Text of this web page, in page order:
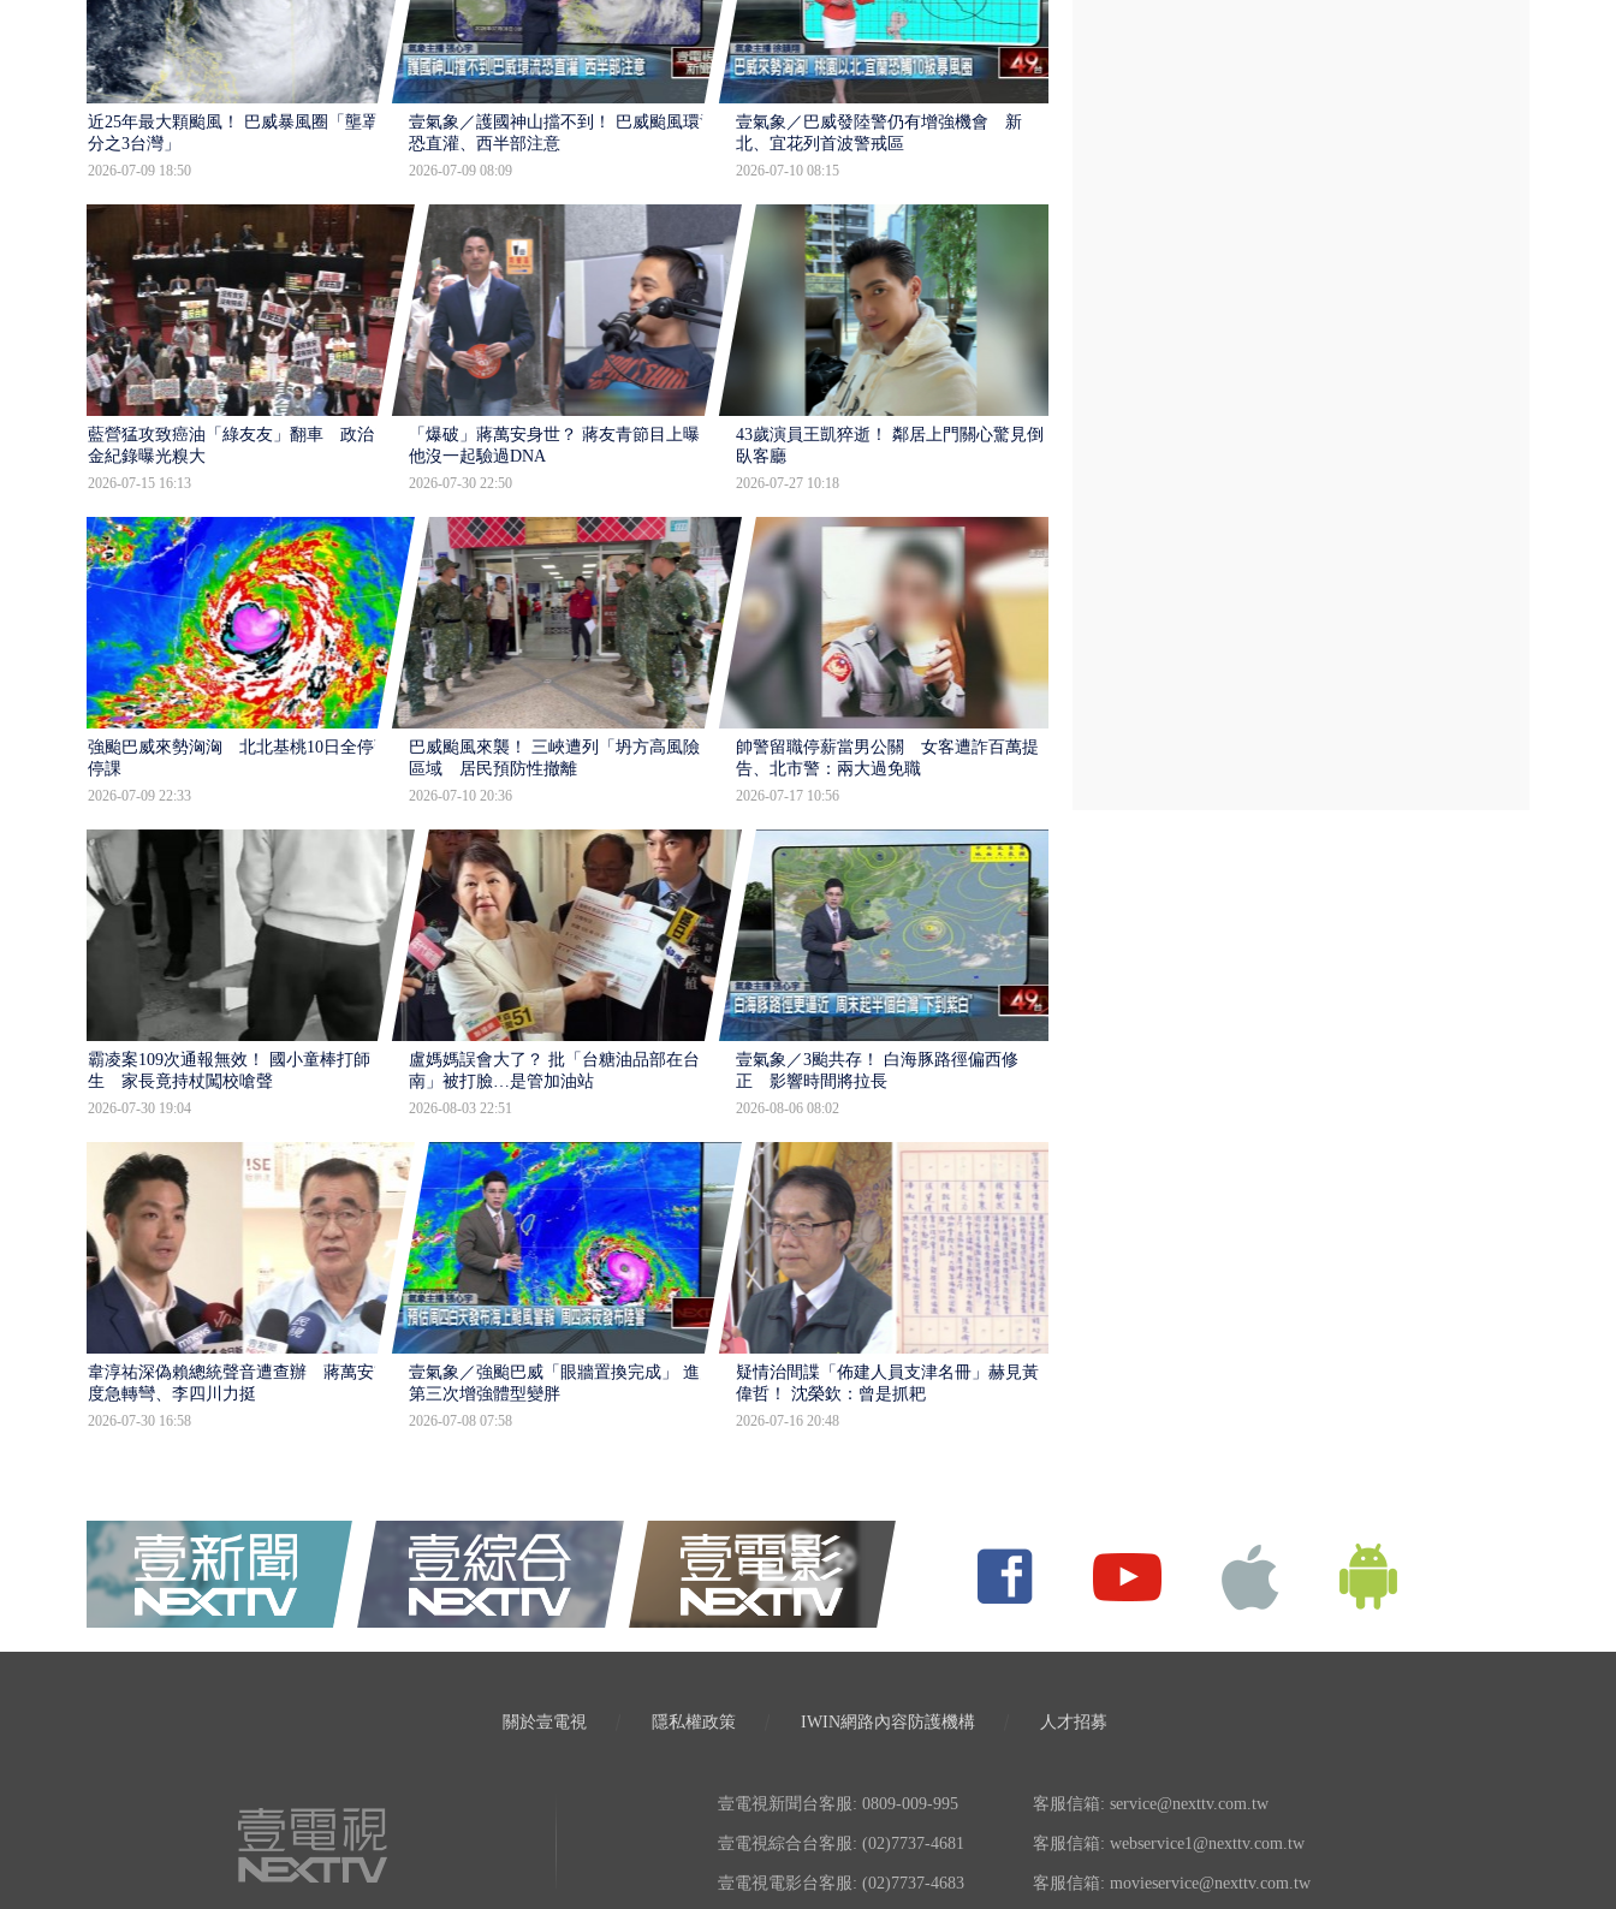
近25年最大顆颱風！ 巴威暴風圈「壟罩4
分之3台灣」
2026-07-09 18:50
壹氣象／護國神山擋不到！ 巴威颱風環流
恐直灌、西半部注意
2026-07-09 08:09
壹氣象／巴威發陸警仍有增強機會 新
北、宜花列首波警戒區
2026-07-10 08:15
藍營猛攻致癌油「綠友友」翻車 政治獻
金紀錄曝光糗大
2026-07-15 16:13
「爆破」蔣萬安身世？ 蔣友青節目上曝：
他沒一起驗過DNA
2026-07-30 22:50
43歲演員王凱猝逝！ 鄰居上門關心驚見倒
臥客廳
2026-07-27 10:18
強颱巴威來勢洶洶 北北基桃10日全停班
停課
2026-07-09 22:33
巴威颱風來襲！ 三峽遭列「坍方高風險」
區域 居民預防性撤離
2026-07-10 20:36
帥警留職停薪當男公關 女客遭詐百萬提
告、北市警：兩大過免職
2026-07-17 10:56
霸凌案109次通報無效！ 國小童棒打師
生 家長竟持杖闖校嗆聲
2026-07-30 19:04
盧媽媽誤會大了？ 批「台糖油品部在台
南」被打臉…是管加油站
2026-08-03 22:51
壹氣象／3颱共存！ 白海豚路徑偏西修
正 影響時間將拉長
2026-08-06 08:02
韋淳祐深偽賴總統聲音遭查辦 蔣萬安態
度急轉彎、李四川力挺
2026-07-30 16:58
壹氣象／強颱巴威「眼牆置換完成」 進入
第三次增強體型變胖
2026-07-08 07:58
疑情治間諜「佈建人員支津名冊」赫見黃
偉哲！ 沈榮欽：曾是抓耙
2026-07-16 20:48
關於壹電視 隱私權政策 IWIN網路內容防護機構 人才招募
壹電視新聞台客服: 0809-009-995 客服信箱: service@nexttv.com.tw
壹電視綜合台客服: (02)7737-4681 客服信箱: webservice1@nexttv.com.tw
壹電視電影台客服: (02)7737-4683 客服信箱: movieservice@nexttv.com.tw